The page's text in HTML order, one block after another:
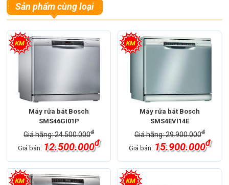
Sản phẩm cùng loại
Máy rửa bát Bosch
SMS46GI01P
Giá hãng: 24.500.000đ
Giá bán: 12.500.000đ
Máy rửa bát Bosch
SMS4EVI14E
Giá hãng: 29.900.000đ
Giá bán: 15.900.000đ